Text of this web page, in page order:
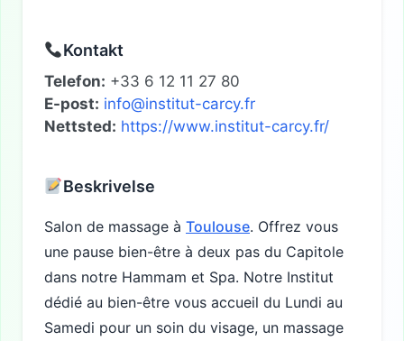
Kontakt
Telefon: +33 6 12 11 27 80
E-post: info@institut-carcy.fr
Nettsted: https://www.institut-carcy.fr/
Beskrivelse
Salon de massage à Toulouse. Offrez vous
une pause bien-être à deux pas du Capitole
dans notre Hammam et Spa. Notre Institut
dédié au bien-être vous accueil du Lundi au
Samedi pour un soin du visage, un massage